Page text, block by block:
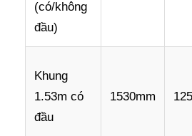
(có/không
đầu)
Khung
1.53m có
đầu
1530mm